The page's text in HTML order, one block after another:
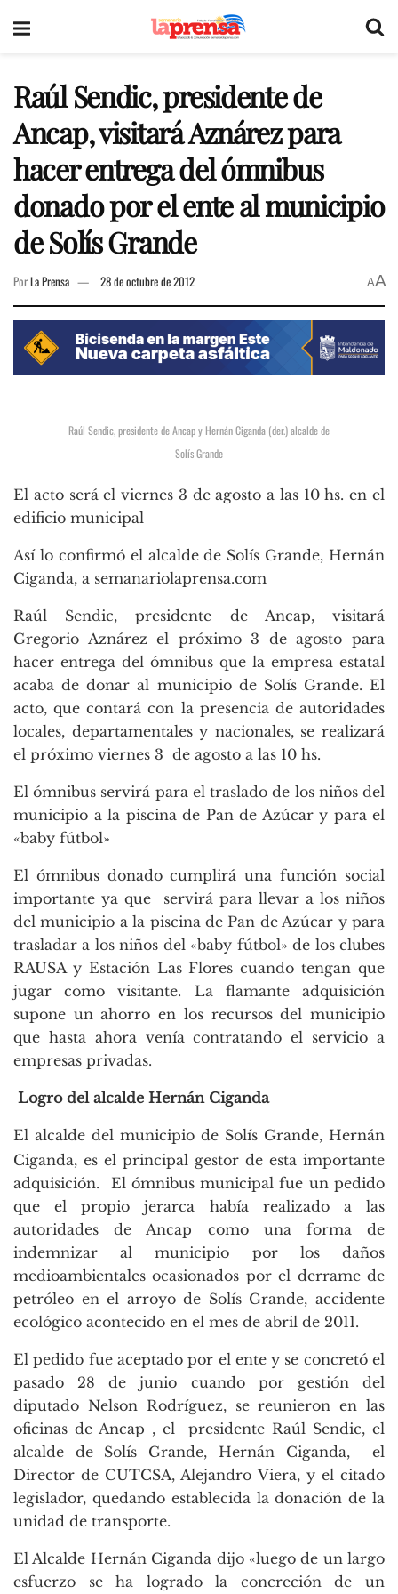
Raúl Sendic, presidente de
Ancap, visitará Aznárez para
hacer entrega del ómnibus
donado por el ente al municipio
de Solís Grande
PorLa Prensa 28 de octubre de 2012 AA
Raúl Sendic, presidente de Ancap y Hernán Ciganda (der.) alcalde de
Solís Grande
El acto será el viernes 3 de agosto a las 10 hs. en el
edificio municipal
Así lo confirmó el alcalde de Solís Grande, Hernán
Ciganda, a semanariolaprensa.com
Raúl Sendic, presidente de Ancap, visitará
Gregorio Aznárez el próximo 3 de agosto para
hacer entrega del ómnibus que la empresa estatal
acaba de donar al municipio de Solís Grande. El
acto, que contará con la presencia de autoridades
locales, departamentales y nacionales, se realizará
el próximo viernes 3 de agosto a las 10 hs.
El ómnibus servirá para el traslado de los niños del
municipio a la piscina de Pan de Azúcar y para el
«baby fútbol»
El ómnibus donado cumplirá una función social
importante ya que servirá para llevar a los niños
del municipio a la piscina de Pan de Azúcar y para
trasladar a los niños del «baby fútbol» de los clubes
RAUSA y Estación Las Flores cuando tengan que
jugar como visitante. La flamante adquisición
supone un ahorro en los recursos del municipio
que hasta ahora venía contratando el servicio a
empresas privadas.
Logro del alcalde Hernán Ciganda
El alcalde del municipio de Solís Grande, Hernán
Ciganda, es el principal gestor de esta importante
adquisición. El ómnibus municipal fue un pedido
que el propio jerarca había realizado a las
autoridades de Ancap como una forma de
indemnizar al municipio por los daños
medioambientales ocasionados por el derrame de
petróleo en el arroyo de Solís Grande, accidente
ecológico acontecido en el mes de abril de 2011.
El pedido fue aceptado por el ente y se concretó el
pasado 28 de junio cuando por gestión del
diputado Nelson Rodríguez, se reunieron en las
oficinas de Ancap , el presidente Raúl Sendic, el
alcalde de Solís Grande, Hernán Ciganda, el
Director de CUTCSA, Alejandro Viera, y el citado
legislador, quedando establecida la donación de la
unidad de transporte.
El Alcalde Hernán Ciganda dijo «luego de un largo
esfuerzo se ha logrado la concreción de un